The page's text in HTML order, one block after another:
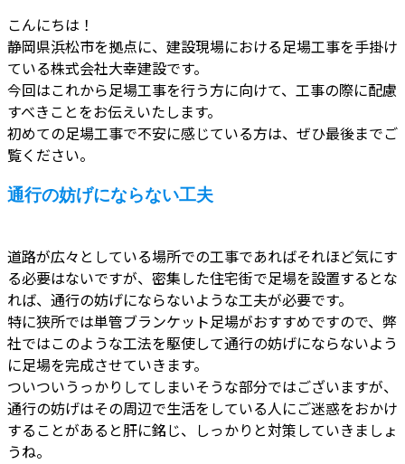
こんにちは！
静岡県浜松市を拠点に、建設現場における足場工事を手掛け
ている株式会社大幸建設です。
今回はこれから足場工事を行う方に向けて、工事の際に配慮
すべきことをお伝えいたします。
初めての足場工事で不安に感じている方は、ぜひ最後までご
覧ください。
通行の妨げにならない工夫
道路が広々としている場所での工事であればそれほど気にす
る必要はないですが、密集した住宅街で足場を設置するとな
れば、通行の妨げにならないような工夫が必要です。
特に狭所では単管ブランケット足場がおすすめですので、弊
社ではこのような工法を駆使して通行の妨げにならないよう
に足場を完成させていきます。
ついついうっかりしてしまいそうな部分ではございますが、
通行の妨げはその周辺で生活をしている人にご迷惑をおかけ
することがあると肝に銘じ、しっかりと対策していきましょ
うね。